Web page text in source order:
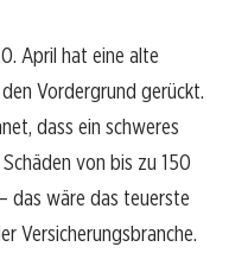
April hat eine alte
Vordergrund gerückt.
dass ein schweres
von bis zu 150
das wäre das teuerste
Versicherungsbranche.